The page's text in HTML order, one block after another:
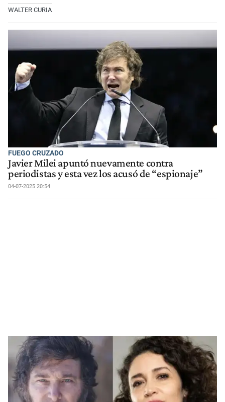
WALTER CURIA
FUEGO CRUZADO
Javier Milei apuntó nuevamente contra
periodistas y esta vez los acusó de “espionaje”
04-07-2025 20:54